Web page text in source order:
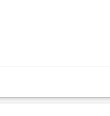
UDT. Inspekcja urządzeń